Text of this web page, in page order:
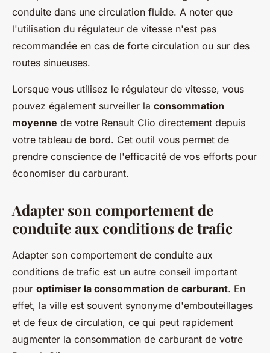
conduite dans une circulation fluide. A noter que
l'utilisation du régulateur de vitesse n'est pas
recommandée en cas de forte circulation ou sur des
routes sinueuses.
Lorsque vous utilisez le régulateur de vitesse, vous
pouvez également surveiller la consommation
moyenne de votre Renault Clio directement depuis
votre tableau de bord. Cet outil vous permet de
prendre conscience de l'efficacité de vos efforts pour
économiser du carburant.
Adapter son comportement de
conduite aux conditions de trafic
Adapter son comportement de conduite aux
conditions de trafic est un autre conseil important
pour optimiser la consommation de carburant. En
effet, la ville est souvent synonyme d'embouteillages
et de feux de circulation, ce qui peut rapidement
augmenter la consommation de carburant de votre